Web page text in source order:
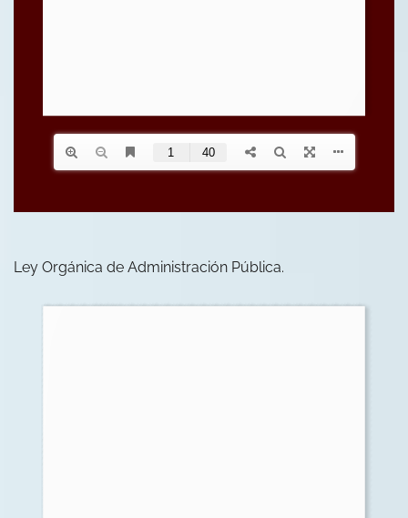
Ley Orgánica de Administración Pública.